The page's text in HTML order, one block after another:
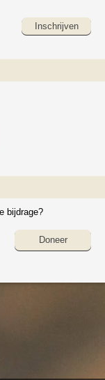
Inschrijven
bijdrage?
Doneer